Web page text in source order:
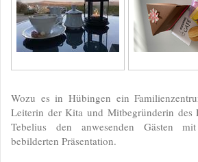
Wozu es in Hübingen ein
Leiterin der Kita und Mitbegründerin des
Tebelius den anwesenden Gästen
bebilderten Präsentation.